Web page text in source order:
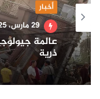
أخبار
29 مارس، 2025
ذرية